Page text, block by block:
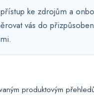
ke zdrojům a
vás do
produktovým